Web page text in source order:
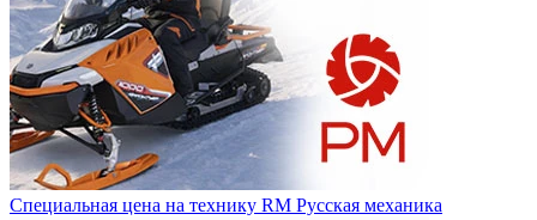
Специальная цена на технику RM Русская механика